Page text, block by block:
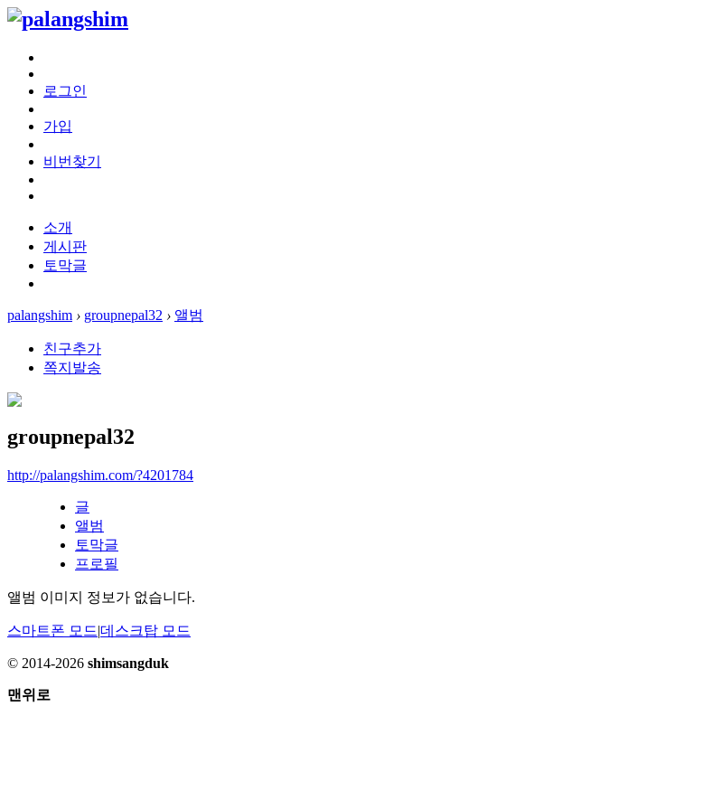
로그인
가입
비번찾기
소개
게시판
토막글
palangshim › groupnepal32 › 앨범
친구추가
쪽지발송
groupnepal32
http://palangshim.com/?4201784
글
앨범
토막글
프로필
앨범 이미지 정보가 없습니다.
스마트폰 모드|데스크탑 모드
© 2014-2026 shimsangduk
맨위로